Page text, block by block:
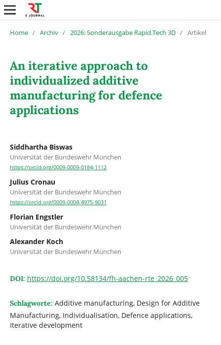
Home / Archiv / 2026: Sonderausgabe Rapid.Tech 3D / Artikel
An iterative approach to
individualized additive
manufacturing for defence
applications
Siddhartha Biswas
Universität der Bundeswehr München
https://orcid.org/0009-0009-0184-1112
Julius Cronau
Universität der Bundeswehr München
https://orcid.org/0009-0004-4975-9031
Florian Engstler
Universität der Bundeswehr München
Alexander Koch
Universität der Bundeswehr München
DOI: https://doi.org/10.58134/fh-aachen-rte_2026_005
Schlagworte: Additive manufacturing, Design for Additive
Manufacturing, Individualisation, Defence applications,
Iterative development